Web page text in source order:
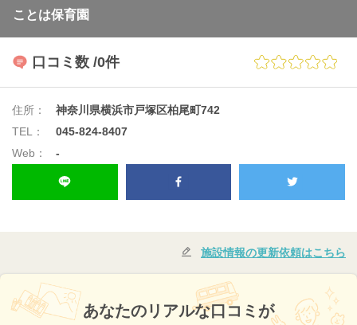
ことは保育園
口コミ数 /0件
住所：
神奈川県横浜市戸塚区柏尾町742
TEL：
045-824-8407
Web：
-
施設情報の更新依頼はこちら
あなたのリアルな口コミが